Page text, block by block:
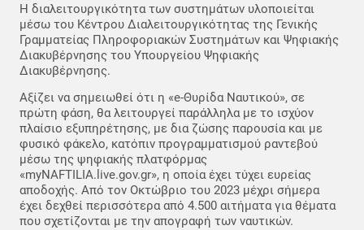
Η διαλειτουργικότητα των συστημάτων υλοποιείται
μέσω του Κέντρου Διαλειτουργικότητας της Γενικής
Γραμματείας Πληροφοριακών Συστημάτων και Ψηφιακής
Διακυβέρνησης του Υπουργείου Ψηφιακής
Διακυβέρνησης.
Αξίζει να σημειωθεί ότι η «e-Θυρίδα Ναυτικού», σε
πρώτη φάση, θα λειτουργεί παράλληλα με το ισχύον
πλαίσιο εξυπηρέτησης, με δια ζώσης παρουσία και με
φυσικό φάκελο, κατόπιν προγραμματισμού ραντεβού
μέσω της ψηφιακής πλατφόρμας
«myNAFTILIA.live.gov.gr», η οποία έχει τύχει ευρείας
αποδοχής. Από τον Οκτώβριο του 2023 μέχρι σήμερα
έχει δεχθεί περισσότερα από 4.500 αιτήματα για θέματα
που σχετίζονται με την απογραφή των ναυτικών.